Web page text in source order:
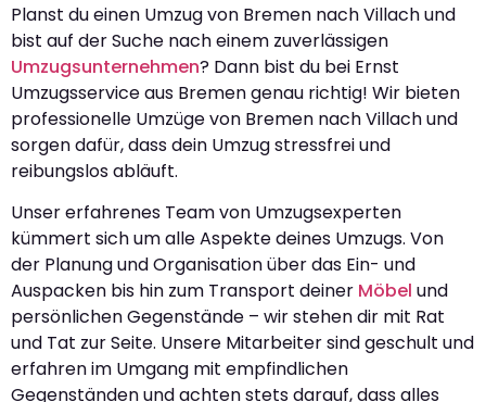
Planst du einen Umzug von Bremen nach Villach und
bist auf der Suche nach einem zuverlässigen
Umzugsunternehmen? Dann bist du bei Ernst
Umzugsservice aus Bremen genau richtig! Wir bieten
professionelle Umzüge von Bremen nach Villach und
sorgen dafür, dass dein Umzug stressfrei und
reibungslos abläuft.
Unser erfahrenes Team von Umzugsexperten
kümmert sich um alle Aspekte deines Umzugs. Von
der Planung und Organisation über das Ein- und
Auspacken bis hin zum Transport deiner Möbel und
persönlichen Gegenstände – wir stehen dir mit Rat
und Tat zur Seite. Unsere Mitarbeiter sind geschult und
erfahren im Umgang mit empfindlichen
Gegenständen und achten stets darauf, dass alles